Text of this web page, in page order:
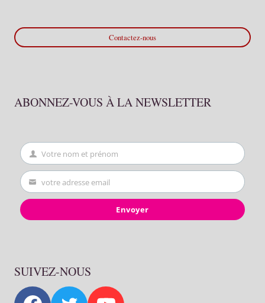
Contactez-nous
ABONNEZ-VOUS À LA NEWSLETTER
First
Name
Votre nom et prénom
Your
email
votre adresse email
Envoyer
SUIVEZ-NOUS